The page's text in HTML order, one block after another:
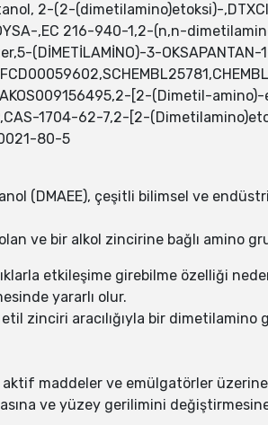
2-(2-(dimetilamino)etoksi)-
,EC 216-940-1,2-(n,n-
(DİMETİLAMİNO)-3-OKSAPANTAN-
[2-(Dimetil-amino)-
1704-62-7,2-[2-
80-5
(DMAEE), çeşitli bilimsel ve
ve bir alkol zincirine bağlı amino
etkileşime girebilme özelliği
yararlı olur.
zinciri aracılığıyla bir
aktif maddeler ve emülgatörler
ve yüzey gerilimini